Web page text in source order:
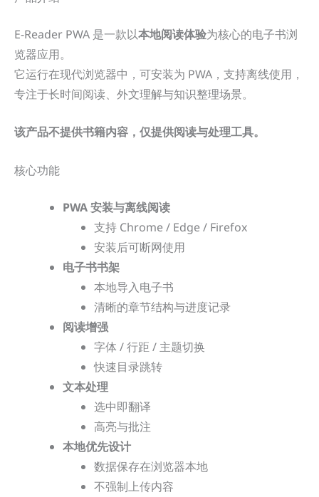
E-Reader PWA 是一款以本地阅读体验为核心的电子书浏
览器应用。
它运行在现代浏览器中，可安装为 PWA，支持离线使用，
专注于长时间阅读、外文理解与知识整理场景。
该产品不提供书籍内容，仅提供阅读与处理工具。
核心功能
PWA 安装与离线阅读
支持 Chrome / Edge / Firefox
安装后可断网使用
电子书书架
本地导入电子书
清晰的章节结构与进度记录
阅读增强
字体 / 行距 / 主题切换
快速目录跳转
文本处理
选中即翻译
高亮与批注
本地优先设计
数据保存在浏览器本地
不强制上传内容